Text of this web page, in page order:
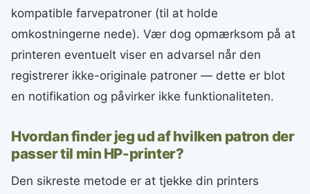
kompatible farvepatroner (til at holde
omkostningerne nede). Vær dog opmærksom på at
printeren eventuelt viser en advarsel når den
registrerer ikke-originale patroner — dette er blot
en notifikation og påvirker ikke funktionaliteten.
Hvordan finder jeg ud af hvilken patron der
passer til min HP-printer?
Den sikreste metode er at tjekke din printers